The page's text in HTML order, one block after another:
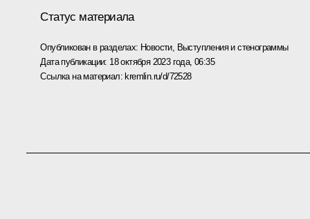
Статус материала
Опубликован в разделах: Новости, Выступления и стенограммы
Дата публикации: 18 октября 2023 года, 06:35
Ссылка на материал: kremlin.ru/d/72528